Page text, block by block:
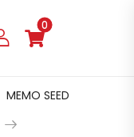
0
MEMO SEED